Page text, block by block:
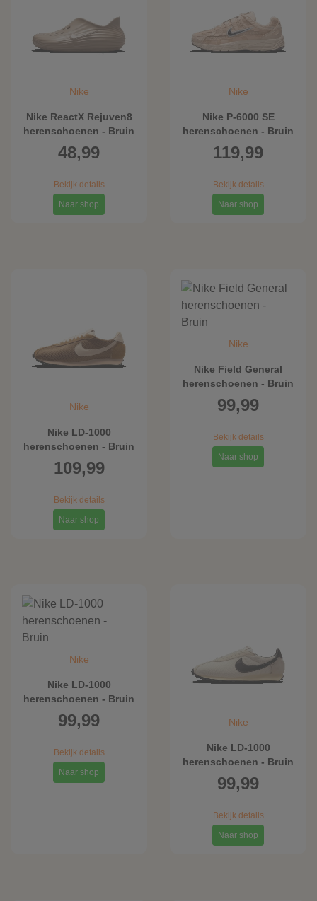
Blazer
Pegasus
Gazelle
Superstar
Forum
SL 72
Smash
Nike
Nike ReactX Rejuven8
herenschoenen - Bruin
48,99
Bekijk details
Naar shop
Nike
Nike P-6000 SE
herenschoenen - Bruin
119,99
Bekijk details
Naar shop
Nike
Nike LD-1000
herenschoenen - Bruin
109,99
Bekijk details
Naar shop
Nike
Nike Field General
herenschoenen - Bruin
99,99
Bekijk details
Naar shop
Nike
Nike LD-1000
herenschoenen - Bruin
99,99
Bekijk details
Naar shop
Nike
Nike LD-1000
herenschoenen - Bruin
99,99
Bekijk details
Naar shop